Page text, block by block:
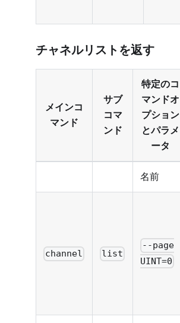
チャネルリストを返す
メインコ
マンド
サブ
コマ
ンド
特定のコ
マンドオ
プション
とパラメ
ータ
名前
channel list
--page
UINT=0